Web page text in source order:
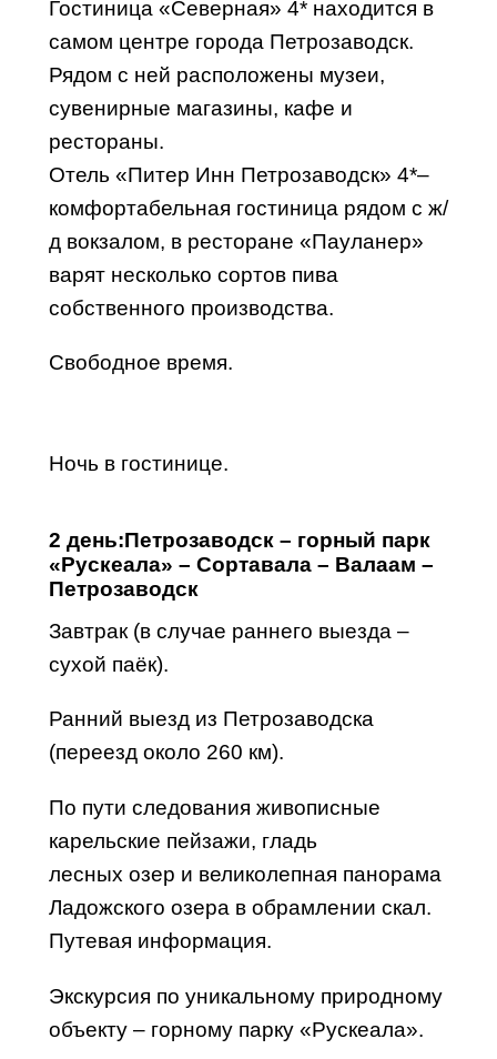
Гостиница «Северная» 4* находится в
самом центре города Петрозаводск.
Рядом с ней расположены музеи,
сувенирные магазины, кафе и
рестораны.
Отель «Питер Инн Петрозаводск» 4*–
комфортабельная гостиница рядом с ж/
д вокзалом, в ресторане «Пауланер»
варят несколько сортов пива
собственного производства.
Свободное время.
Ночь в гостинице.
2 день:Петрозаводск – горный парк
«Рускеала» – Сортавала – Валаам –
Петрозаводск
Завтрак (в случае раннего выезда –
сухой паёк).
Ранний выезд из Петрозаводска
(переезд около 260 км).
По пути следования живописные
карельские пейзажи, гладь
лесных озер и великолепная панорама
Ладожского озера в обрамлении скал.
Путевая информация.
Экскурсия по уникальному природному
объекту – горному парку «Рускеала».